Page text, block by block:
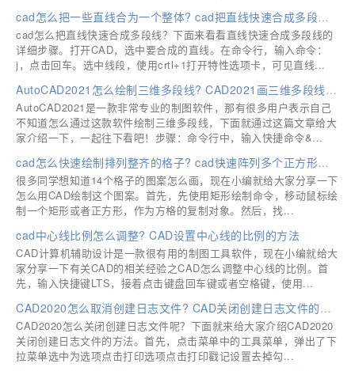
cad怎么把一些直线合为一个整体? cad把直线快速合成多段线的技巧
cad怎么把直线快速合成多段线？下面来看看直线快速合成多段线的
详细步骤。打开CAD，选中要合成的直线。在命令行，输入命令：
j，点击回车。选中线段，使用crtl+1打开特性选项卡，可见直线...
AutoCAD2021怎么绘制三维多段线? CAD2021画三维多段线详细步骤
AutoCAD2021是一款非常专业的制图软件，那有很多用户表示自己
不知道怎么通过这款软件绘制三维多段线，下面就通过这篇文章给大
家介绍一下，一起往下看吧！步骤：命令行中，输入快捷命令&...
cad怎么快速绘制排列整齐的格子? cad快速阵列多个正方形格子的技巧
很多同学想知道14个格子的图案怎么画，现在小编就给大家分享一下
怎么用CAD绘制这个图案。首先，先使用矩形绘制命令，移动鼠标绘
制一个矩形或者正方形，作为方格的复制对象。然后，找...
cad中心线比例怎么调整? CAD设置中心线的比例的方法
CAD计算机辅助设计是一款很有用的制图工具软件，现在小编就给大
家分享一下有关CAD的相关经验之CAD怎么调整中心线的比例。首
先，输入快捷键LTS，接着点击键盘回车键或者空格键，使用...
CAD2020怎么取消创建日志文件? CAD关闭创建日志文件的技巧
CAD2020怎么关闭创建日志文件呢？下面就来给大家介绍CAD2020
关闭创建日志文件的方法。首先，点击菜单中的工具菜单，弹出了下
拉菜单选中为选项点击打印选项点击打印戳记设置去掉勾...